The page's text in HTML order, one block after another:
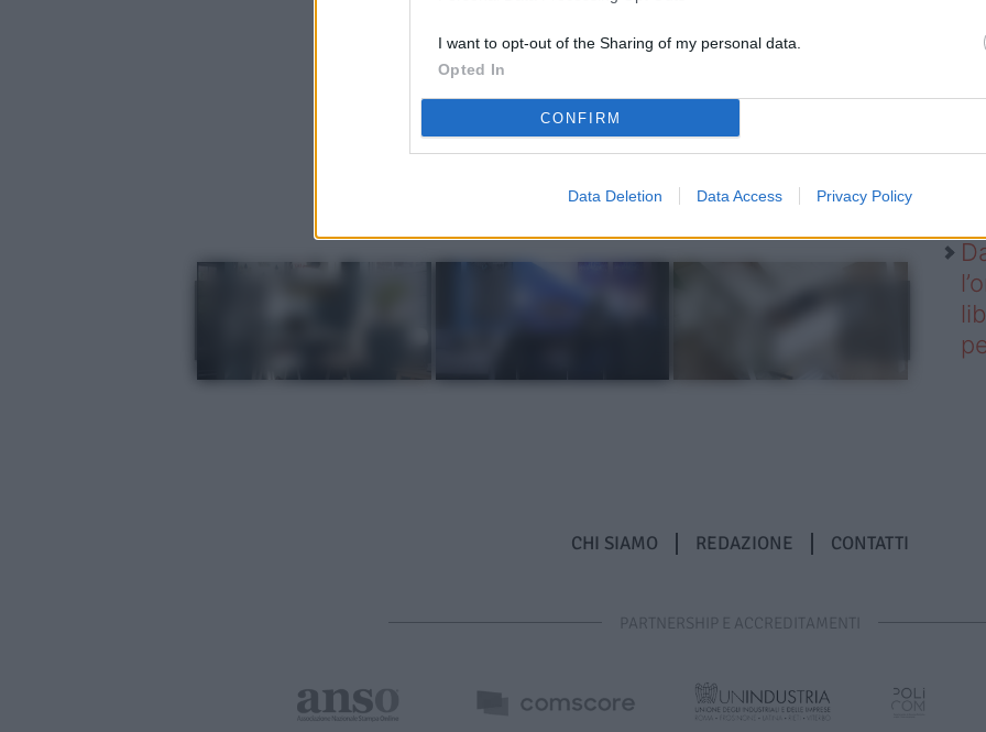
I want to opt-out of the Sharing of my personal data.
Opted In
CONFIRM
Data Deletion Data Access Privacy Policy
CHI SIAMO REDAZIONE CONTATTI
PARTNERSHIP E ACCREDITAMENTI